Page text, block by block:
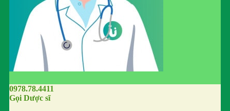
0978.78.4411
Gọi Dược sĩ